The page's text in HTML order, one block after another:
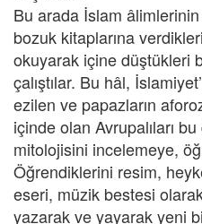
Bu arada İslam âlimlerinin
bozuk kitaplarına
okuyarak içine düştükleri
çalıştılar. Bu hâl,
ezilen ve papazların
içinde olan Avrupalıları
mitolojisini incelemeye,
Öğrendiklerini resim,
eseri, müzik bestesi
yazarak ve yayarak yeni